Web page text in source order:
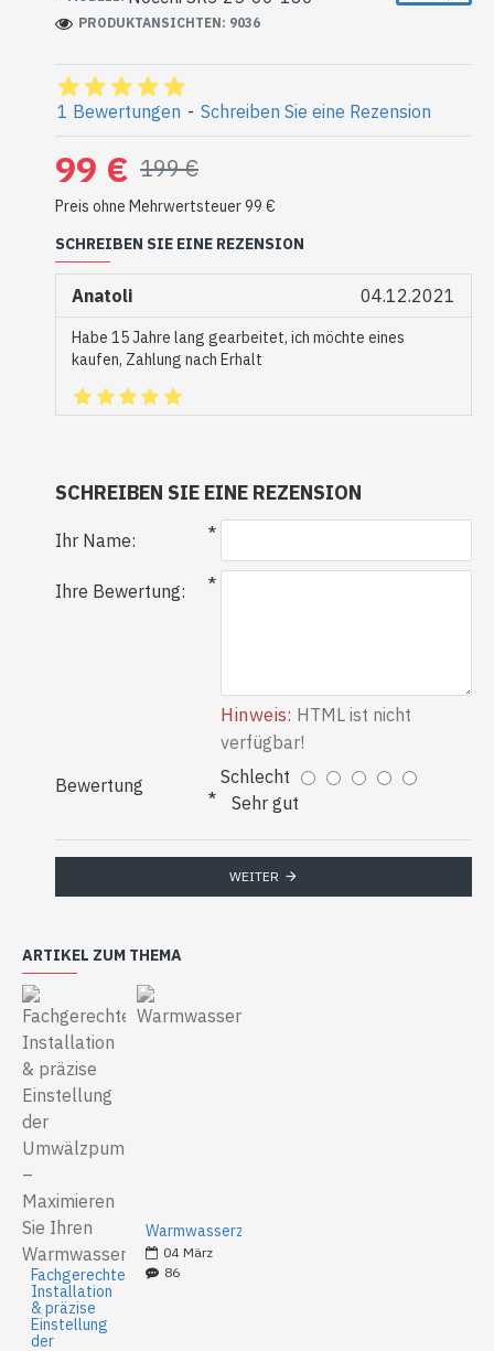
PRODUKTANSICHTEN: 9036
1 Bewertungen - Schreiben Sie eine Rezension
99 € 199 €
Preis ohne Mehrwertsteuer 99 €
SCHREIBEN SIE EINE REZENSION
Anatoli 04.12.2021
Habe 15 Jahre lang gearbeitet, ich möchte eines
kaufen, Zahlung nach Erhalt
SCHREIBEN SIE EINE REZENSION
Ihr Name:
Ihre Bewertung:
Hinweis: HTML ist nicht
verfügbar!
Bewertung
Schlecht
Sehr gut
WEITER
ARTIKEL ZUM THEMA
Fachgerechte
Installation
& präzise
Einstellung
der
Warmwasserzirkulation
04 März
86